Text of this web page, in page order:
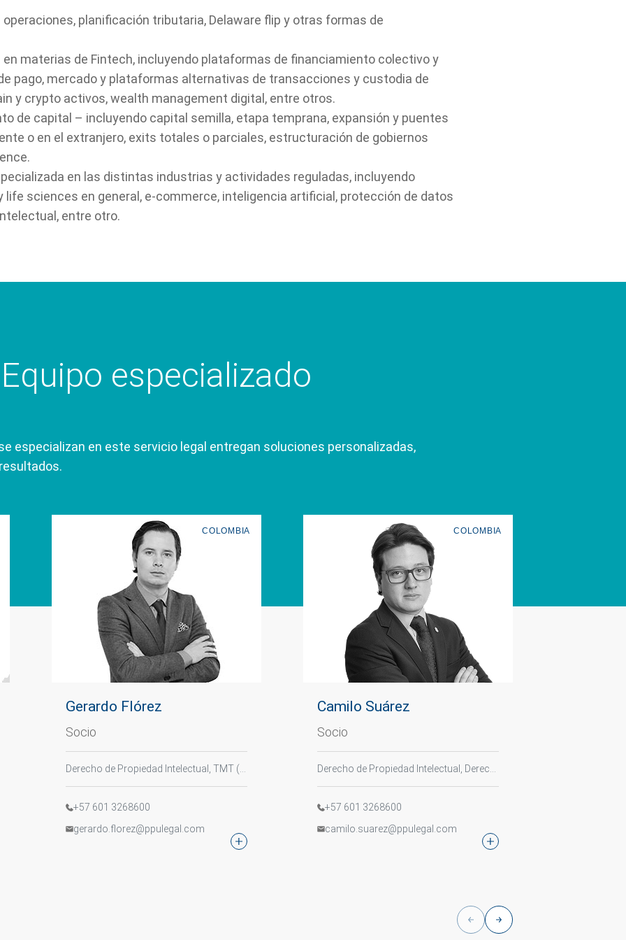
planificación tributaria, Delaware flip y otras formas de
materias de Fintech, incluyendo plataformas de financiamiento colectivo y
pago, mercado y plataformas alternativas de transacciones y custodia de
y crypto activos, wealth management digital, entre otros.
de capital – incluyendo capital semilla, etapa temprana, expansión y puentes
o en el extranjero, exits totales o parciales, estructuración de gobiernos
en las distintas industrias y actividades reguladas, incluyendo
life sciences en general, e-commerce, inteligencia artificial, protección de datos
entre otro.
Equipo especializado
especializan en este servicio legal entregan soluciones personalizadas,
COLOMBIA
Gerardo Flórez
Socio
+57 601 3268600
gerardo.florez@ppulegal.com
COLOMBIA
Camilo Suárez
Socio
+57 601 3268600
camilo.suarez@ppulegal.com